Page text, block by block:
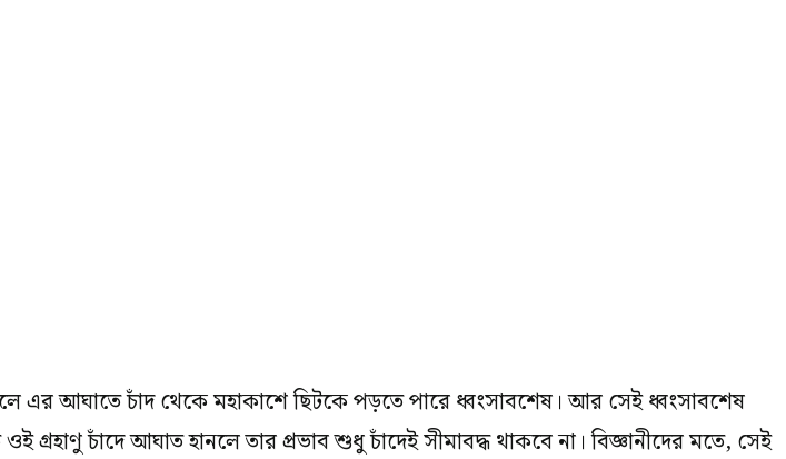
এর আঘাতে চাঁদ থেকে মহাকাশে ছিটকে পড়তে পারে ধ্বংসাবশেষ। আর সেই ধ্বংসাবশেষ
চাঁদে আঘাত হানলে তার প্রভাব শুধু চাঁদেই সীমাবদ্ধ থাকবে না। বিজ্ঞানীদের মতে, সেই